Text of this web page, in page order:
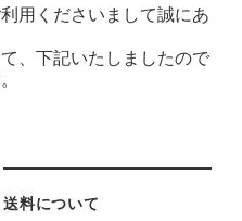
用くださいまして誠にあ
、下記いたしましたので
送料について